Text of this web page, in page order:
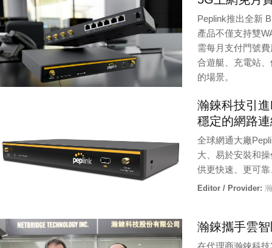
Peplink推出全新
產品不僅支持雙
需每月支付門號
合遊艇、充電站
的場景。
瀚錸科技引
穩定的網路
全球網通大廠
大、易於安裝和
供更快速、更可
Editor / Provider:
瀚錸攜手雲
在代理商瀚錸科